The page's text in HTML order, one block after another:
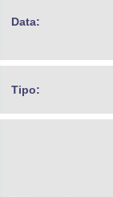
Data:
Tipo: